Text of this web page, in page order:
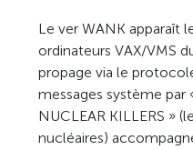
Le ver WANK apparaît
ordinateurs VAX/VMS
propage via le
messages système par
NUCLEAR KILLERS »
nucléaires)